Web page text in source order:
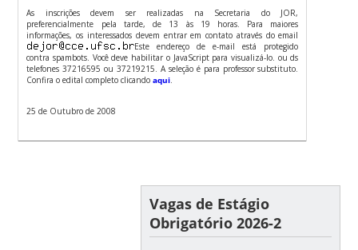
As inscrições devem ser realizadas na Secretaria do JOR,
preferencialmente pela tarde, de 13 às 19 horas. Para maiores
informações, os interessados devem entrar em contato através do email
Este endereço de e-mail está protegido
contra spambots. Você deve habilitar o JavaScript para visualizá-lo. ou ds
telefones 37216595 ou 37219215. A seleção é para professor substituto.
Confira o edital completo clicandoaqui
25 de Outubro de 2008
Vagas de Estágio
Obrigatório 2026-2